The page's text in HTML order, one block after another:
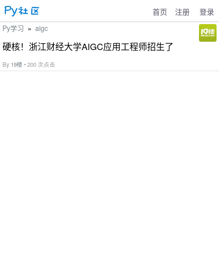
首页 注册 登录
Py学习 » aigc
硬核！浙江财经大学AIGC应用工程师招生了
By 19楼 • 200 次点击